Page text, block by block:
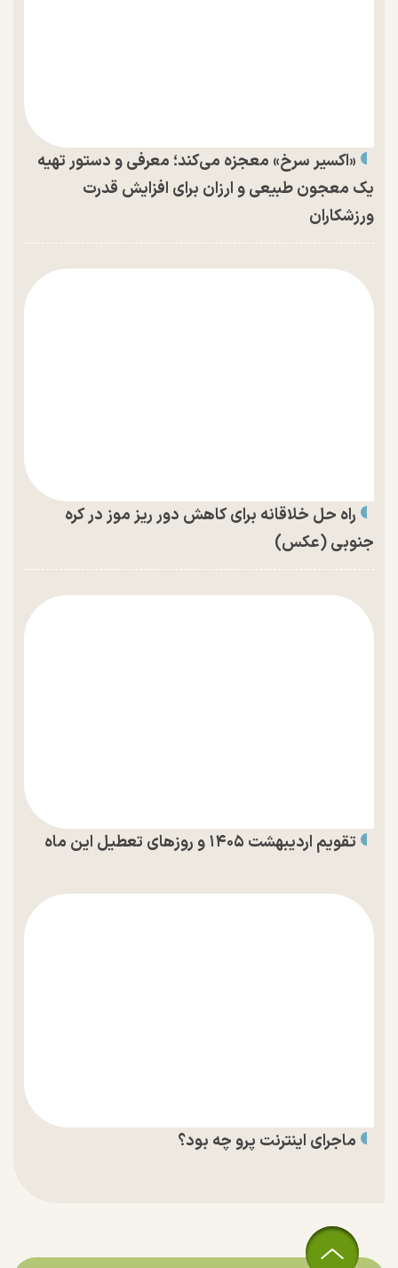
«اکسیر سرخ» معجزه می‌کند؛ معرفی و دستور تهیه
یک معجون طبیعی و ارزان برای افزایش قدرت
ورزشکاران
راه حل خلاقانه برای کاهش دور ریز موز در کره
جنوبی (عکس)
تقویم اردیبهشت ۱۴۰۵ و روز‌های تعطیل این ماه
ماجرای اینترنت پرو چه بود؟